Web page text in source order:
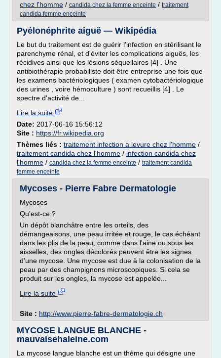
chez l'homme / candida chez la femme enceinte / traitement
candida femme enceinte
Pyélonéphrite aiguë — Wikipédia
Le but du traitement est de guérir l'infection en stérilisant le
parenchyme rénal, et d'éviter les complications aiguës, les
récidives ainsi que les lésions séquellaires [4] . Une
antibiothérapie probabiliste doit être entreprise une fois que
les examens bactériologiques ( examen cytobactériologique
des urines , voire hémoculture ) sont recueillis [4] . Le
spectre d'activité de...
Lire la suite
Date: 2017-06-16 15:56:12
Site : https://fr.wikipedia.org
Thèmes liés : traitement infection a levure chez l'homme /
traitement candida chez l'homme / infection candida chez
l'homme / candida chez la femme enceinte / traitement candida
femme enceinte
Mycoses - Pierre Fabre Dermatologie
Mycoses
Qu'est-ce ?
Un dépôt blanchâtre entre les orteils, des
démangeaisons, une peau irritée et rouge, le cas échéant
dans les plis de la peau, comme dans l'aine ou sous les
aisselles, des ongles décolorés peuvent être les signes
d'une mycose. Une mycose est due à la colonisation de la
peau par des champignons microscopiques. Si cela se
produit sur les ongles, la mycose est appelée...
Lire la suite
Site : http://www.pierre-fabre-dermatologie.ch
MYCOSE LANGUE BLANCHE -
mauvaisehaleine.com
La mycose langue blanche est un thème qui désigne une